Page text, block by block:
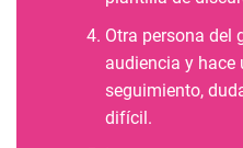
Otra persona del
audiencia y hace
seguimiento,
difícil.